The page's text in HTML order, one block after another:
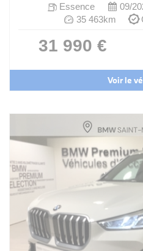
Essence 09/
35 463km
31 990 €
Voir le